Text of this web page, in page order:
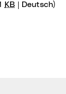
KB | Deutsch)